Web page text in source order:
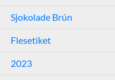
Sjokolade Brún
Flesetiket
2023